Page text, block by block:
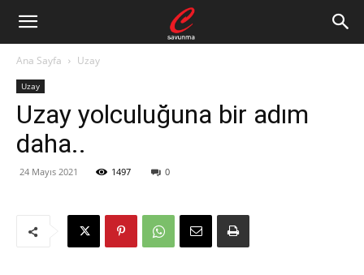
Ana Sayfa Uzay
Uzay
Uzay yolculuğuna bir adım
daha..
24 Mayıs 2021 1497 0